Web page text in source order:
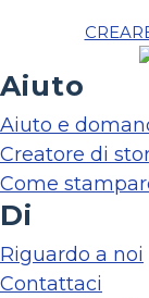
Aiuto
Aiuto e
Creatore di
Come
Di
Riguardo a noi
Contattaci